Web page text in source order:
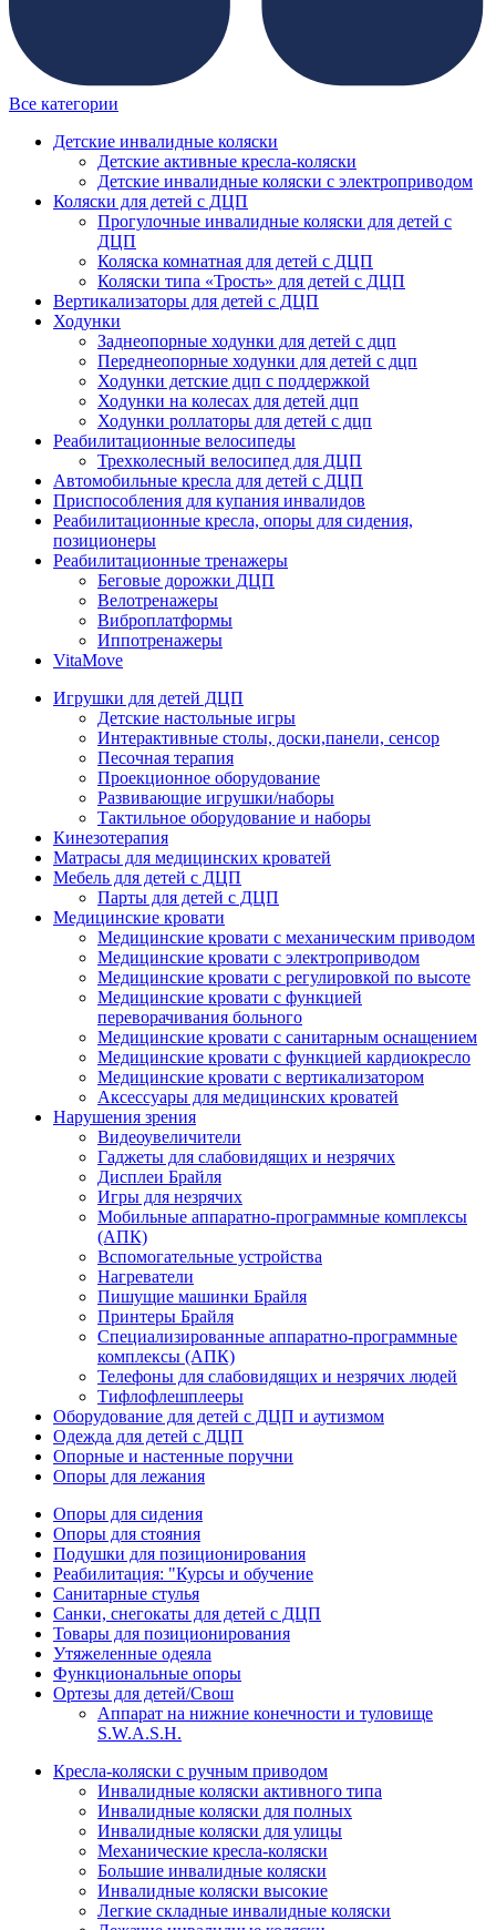
Все категории
Детские инвалидные коляски
Детские активные кресла-коляски
Детские инвалидные коляски с электроприводом
Коляски для детей с ДЦП
Прогулочные инвалидные коляски для детей с
ДЦП
Коляска комнатная для детей с ДЦП
Коляски типа «Трость» для детей с ДЦП
Вертикализаторы для детей с ДЦП
Ходунки
Заднеопорные ходунки для детей с дцп
Переднеопорные ходунки для детей с дцп
Ходунки детские дцп с поддержкой
Ходунки на колесах для детей дцп
Ходунки роллаторы для детей с дцп
Реабилитационные велосипеды
Трехколесный велосипед для ДЦП
Автомобильные кресла для детей с ДЦП
Приспособления для купания инвалидов
Реабилитационные кресла, опоры для сидения,
позиционеры
Реабилитационные тренажеры
Беговые дорожки ДЦП
Велотренажеры
Виброплатформы
Иппотренажеры
VitaMove
Игрушки для детей ДЦП
Детские настольные игры
Интерактивные столы, доски,панели, сенсор
Песочная терапия
Проекционное оборудование
Развивающие игрушки/наборы
Тактильное оборудование и наборы
Кинезотерапия
Матрасы для медицинских кроватей
Мебель для детей с ДЦП
Парты для детей с ДЦП
Медицинские кровати
Медицинские кровати с механическим приводом
Медицинские кровати с электроприводом
Медицинские кровати с регулировкой по высоте
Медицинские кровати с функцией
переворачивания больного
Медицинские кровати с санитарным оснащением
Медицинские кровати с функцией кардиокресло
Медицинские кровати с вертикализатором
Аксессуары для медицинских кроватей
Нарушения зрения
Видеоувеличители
Гаджеты для слабовидящих и незрячих
Дисплеи Брайля
Игры для незрячих
Мобильные аппаратно-программные комплексы
(АПК)
Вспомогательные устройства
Нагреватели
Пишущие машинки Брайля
Принтеры Брайля
Специализированные аппаратно-программные
комплексы (АПК)
Телефоны для слабовидящих и незрячих людей
Тифлофлешплееры
Оборудование для детей с ДЦП и аутизмом
Одежда для детей с ДЦП
Опорные и настенные поручни
Опоры для лежания
Опоры для сидения
Опоры для стояния
Подушки для позиционирования
Реабилитация: "Курсы и обучение
Санитарные стулья
Санки, снегокаты для детей с ДЦП
Товары для позиционирования
Утяжеленные одеяла
Функциональные опоры
Ортезы для детей/Свош
Аппарат на нижние конечности и туловище
S.W.A.S.H.
Кресла-коляски с ручным приводом
Инвалидные коляски активного типа
Инвалидные коляски для полных
Инвалидные коляски для улицы
Механические кресла-коляски
Большие инвалидные коляски
Инвалидные коляски высокие
Легкие складные инвалидные коляски